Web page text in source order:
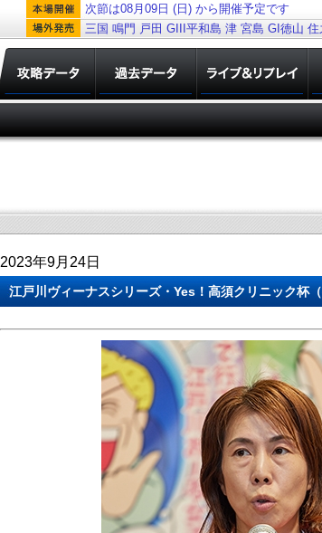
次節は08月09日 (日) から開催予定です
三国 鳴門 戸田 GIII平和島 津 宮島 GI徳山 住
2023年9月24日
江戸川ヴィーナスシリーズ・Yes！高須クリニック杯